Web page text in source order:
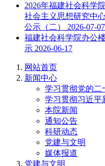
2026年福建社会科学
社会主义思想研究中
公示（二） 2026-07-07
福建社会科学院办公
示 2026-06-17
网站首页
新闻中心
学习贯彻党的二
学习贯彻习近平
本院新闻
通知公告
科研动态
党建与文明
媒体报道
党建与文明